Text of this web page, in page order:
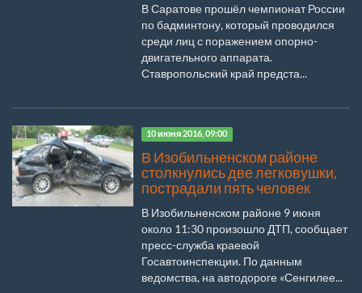
В Саратове прошёл чемпионат России
по бадминтону, который проводился
среди лиц с поражением опорно-
двигательного аппарата.
Ставропольский край предста...
10 июня 2016, 09:00
В Изобильненском районе
столкнулись две легковушки,
пострадали пять человек
В Изобильненском районе 9 июня
около 11:30 произошло ДТП, сообщает
пресс-служба краевой
Госавтоинспекции. По данным
ведомства, на автодороге «Сенгилее...